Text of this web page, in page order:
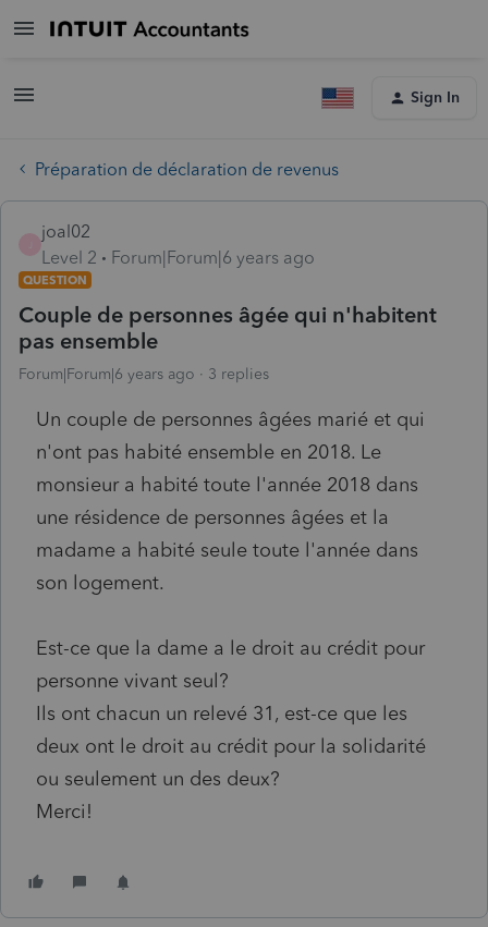
Sign In
Préparation de déclaration de revenus
joal02
Level 2
Forum|Forum|6 years ago
QUESTION
Couple de personnes âgée qui n'habitent
pas ensemble
Forum|Forum|6 years ago 3 replies
Un couple de personnes âgées marié et qui
n'ont pas habité ensemble en 2018. Le
monsieur a habité toute l'année 2018 dans
une résidence de personnes âgées et la
madame a habité seule toute l'année dans
son logement.
Est-ce que la dame a le droit au crédit pour
personne vivant seul?
Ils ont chacun un relevé 31, est-ce que les
deux ont le droit au crédit pour la solidarité
ou seulement un des deux?
Merci!